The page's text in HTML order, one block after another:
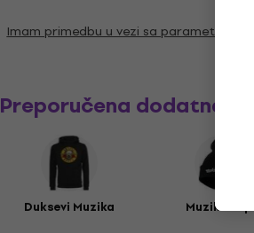
Imam primedbu u vezi sa parametrima
Preporučena dodatna
Duksevi Muzika Muzika